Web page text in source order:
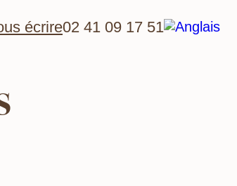
écrire02 41 09 17 51